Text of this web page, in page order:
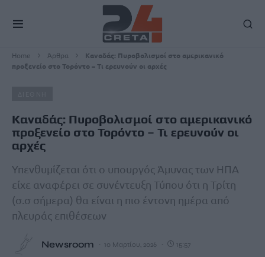
Home Άρθρα
Καναδάς: Πυροβολισμοί στο αμερικανικό
προξενείο στο Τορόντο – Τι ερευνούν οι αρχές
Καναδάς: Πυροβολισμοί στο αμερικανικό
προξενείο στο Τορόντο – Τι ερευνούν οι
αρχές
Υπενθυμίζεται ότι ο υπουργός Άμυνας των ΗΠΑ
είχε αναφέρει σε συνέντευξη Τύπου ότι η Τρίτη
(σ.σ σήμερα) θα είναι η πιο έντονη ημέρα από
πλευράς επιθέσεων
Newsroom 10 Μαρτίου, 2026 15:57